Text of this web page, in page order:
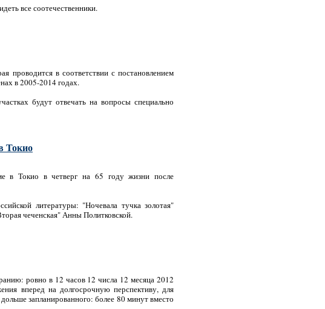
все соотечественники.
проводится в соответствии с постановлением
в 2005-2014 годах.
будут отвечать на вопросы специально
Токио
в Токио в четверг на 65 году жизни после
литературы: "Ночевала тучка золотая"
чеченская" Анны Политковской.
ровно в 12 часов 12 числа 12 месяца 2012
вперед на долгосрочную перспективу, для
запланированного: более 80 минут вместо